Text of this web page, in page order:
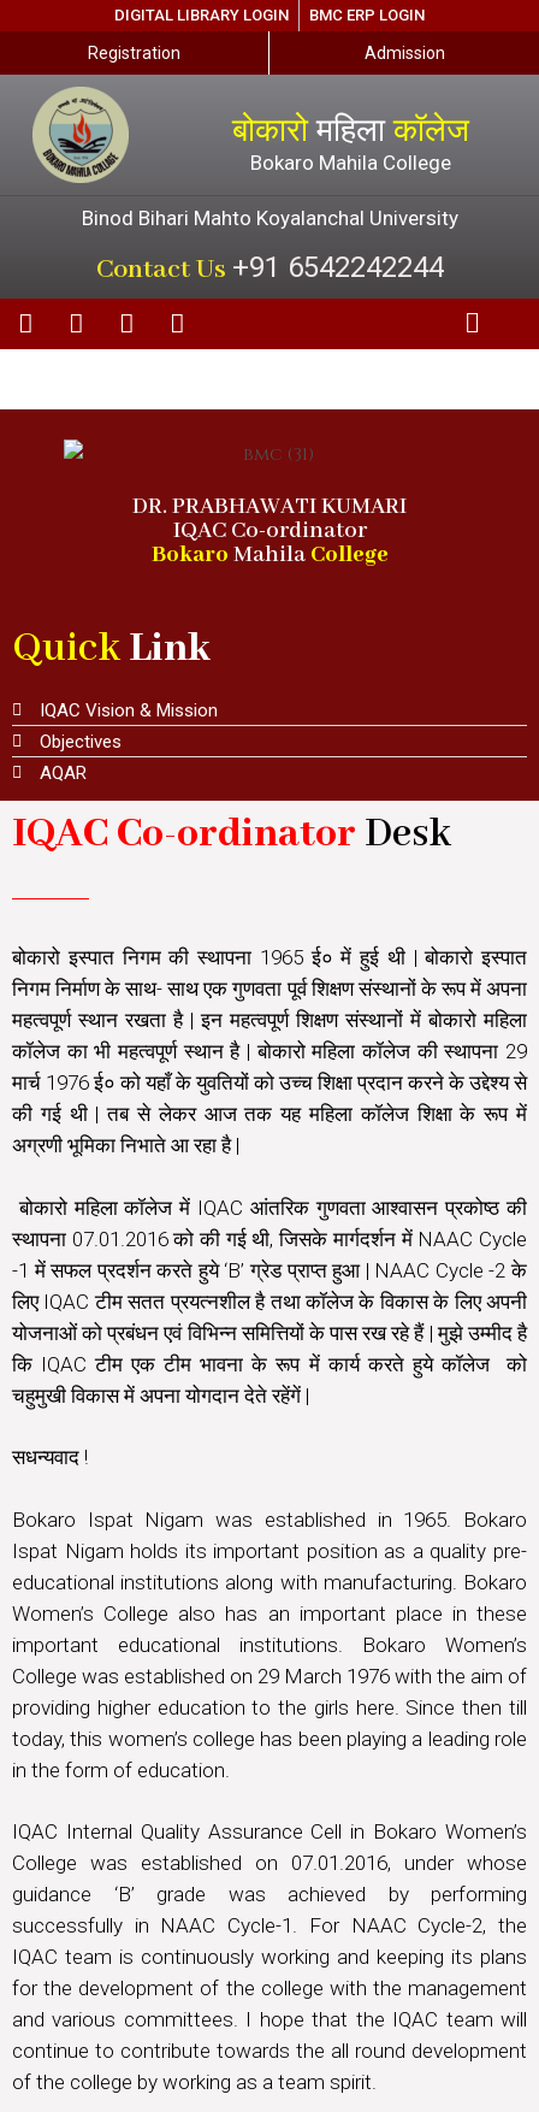
DIGITAL LIBRARY LOGIN BMC ERP LOGIN
Registration Admission
बोकारोमहिलाकॉलेज
Bokaro Mahila College
Binod Bihari Mahto Koyalanchal University
Contact Us +91 6542242244
DR. PRABHAWATI KUMARI
IQAC Co-ordinator
Bokaro Mahila College
QuickLink
IQAC Vision & Mission
Objectives
AQAR
IQAC Co-ordinator Desk
बोकारो इस्पात निगम की स्थापना 1965 ई० में हुई थी | बोकारो इस्पात
निगम निर्माण के साथ- साथ एक गुणवता पूर्व शिक्षण संस्थानों के रूप में अपना
महत्वपूर्ण स्थान रखता है | इन महत्वपूर्ण शिक्षण संस्थानों में बोकारो महिला
कॉलेज का भी महत्वपूर्ण स्थान है | बोकारो महिला कॉलेज की स्थापना 29
मार्च 1976 ई० को यहाँ के युवतियों को उच्च शिक्षा प्रदान करने के उद्देश्य से
की गई थी | तब से लेकर आज तक यह महिला कॉलेज शिक्षा के रूप में
अग्रणी भूमिका निभाते आ रहा है |
बोकारो महिला कॉलेज में IQAC आंतरिक गुणवता आश्वासन प्रकोष्ठ की
स्थापना 07.01.2016 को की गई थी, जिसके मार्गदर्शन में NAAC Cycle
-1 में सफल प्रदर्शन करते हुये ‘B’ ग्रेड प्राप्त हुआ | NAAC Cycle -2 के
लिए IQAC टीम सतत प्रयत्नशील है तथा कॉलेज के विकास के लिए अपनी
योजनाओं को प्रबंधन एवं विभिन्न समित्तियों के पास रख रहे हैं | मुझे उम्मीद है
कि IQAC टीम एक टीम भावना के रूप में कार्य करते हुये कॉलेज को
चहुमुखी विकास में अपना योगदान देते रहेंगें |
सधन्यवाद !
Bokaro Ispat Nigam was established in 1965. Bokaro
Ispat Nigam holds its important position as a quality pre-
educational institutions along with manufacturing. Bokaro
Women’s College also has an important place in these
important educational institutions. Bokaro Women’s
College was established on 29 March 1976 with the aim of
providing higher education to the girls here. Since then till
today, this women’s college has been playing a leading role
in the form of education.
IQAC Internal Quality Assurance Cell in Bokaro Women’s
College was established on 07.01.2016, under whose
guidance ‘B’ grade was achieved by performing
successfully in NAAC Cycle-1. For NAAC Cycle-2, the
IQAC team is continuously working and keeping its plans
for the development of the college with the management
and various committees. I hope that the IQAC team will
continue to contribute towards the all round development
of the college by working as a team spirit.